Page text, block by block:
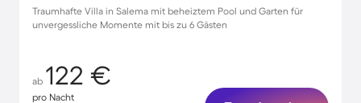
Traumhafte Villa in Salema mit beheiztem Pool und Garten für
unvergessliche Momente mit bis zu 6 Gästen
ab 122 €
pro Nacht